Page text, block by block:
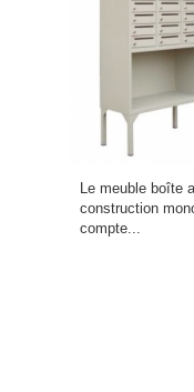
Le meuble boîte
construction
compte...